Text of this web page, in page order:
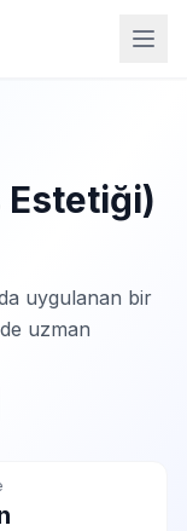
Estetiği)
uygulanan bir
uzman